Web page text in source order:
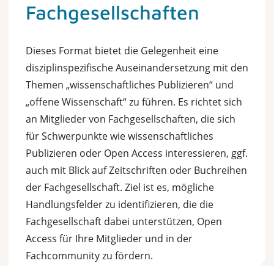
Fachgesellschaften
Dieses Format bietet die Gelegenheit eine
disziplinspezifische Auseinandersetzung mit den
Themen „wissenschaftliches Publizieren“ und
„offene Wissenschaft“ zu führen. Es richtet sich
an Mitglieder von Fachgesellschaften, die sich
für Schwerpunkte wie wissenschaftliches
Publizieren oder Open Access interessieren, ggf.
auch mit Blick auf Zeitschriften oder Buchreihen
der Fachgesellschaft. Ziel ist es, mögliche
Handlungsfelder zu identifizieren, die die
Fachgesellschaft dabei unterstützen, Open
Access für Ihre Mitglieder und in der
Fachcommunity zu fördern.